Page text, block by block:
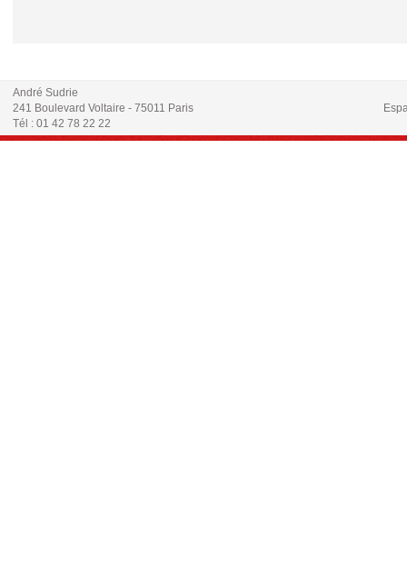
André Sudrie
241 Boulevard Voltaire - 75011 Paris
Tél : 01 42 78 22 22